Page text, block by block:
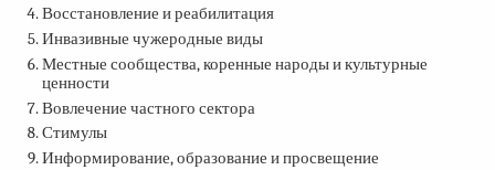
Восстановление и реабилитация
Инвазивные чужеродные виды
Местные сообщества, коренные народы и культурные
ценности
Вовлечение частного сектора
Стимулы
Информирование, образование и просвещение